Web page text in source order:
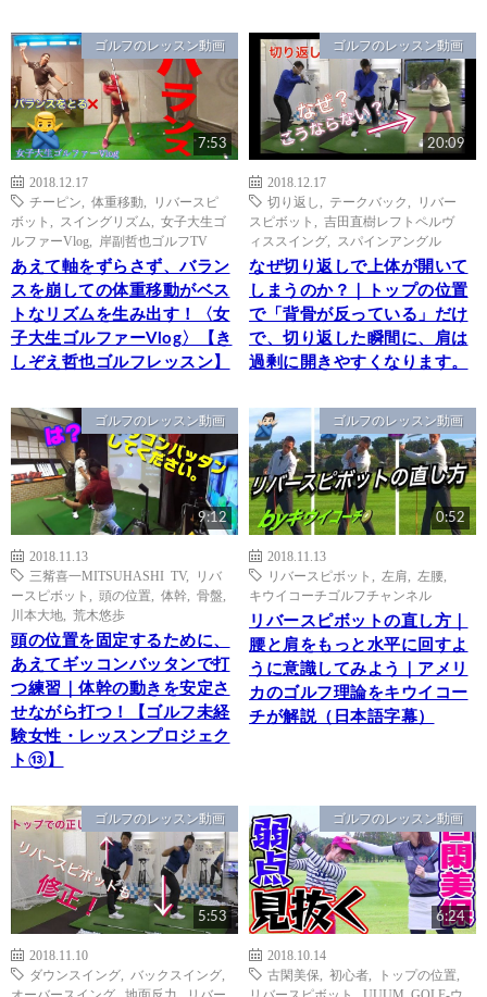
ゴルフのレッスン動画
7:53
2018.12.17
チーピン
体重移動
リバースピ
ボット
スイングリズム
女子大生ゴ
ルファーVlog
岸副哲也ゴルフTV
あえて軸をずらさず、バラン
スを崩しての体重移動がベス
トなリズムを生み出す！〈女
子大生ゴルファーVlog〉【き
しぞえ哲也ゴルフレッスン】
ゴルフのレッスン動画
20:09
2018.12.17
切り返し
テークバック
リバー
スピボット
吉田直樹レフトペルヴ
ィススイング
スパインアングル
なぜ切り返しで上体が開いて
しまうのか？｜トップの位置
で「背骨が反っている」だけ
で、切り返した瞬間に、肩は
過剰に開きやすくなります。
ゴルフのレッスン動画
9:12
2018.11.13
三觜喜一MITSUHASHI TV,
リバ
ースピボット
頭の位置 体幹 骨盤
川本大地
荒木悠歩
頭の位置を固定するために、
あえてギッコンバッタンで打
つ練習｜体幹の動きを安定さ
せながら打つ！【ゴルフ未経
験女性・レッスンプロジェク
ト⑬】
ゴルフのレッスン動画
0:52
2018.11.13
リバースピボット
左肩 左腰
キウイコーチゴルフチャンネル
リバースピボットの直し方｜
腰と肩をもっと水平に回すよ
うに意識してみよう｜アメリ
カのゴルフ理論をキウイコー
チが解説（日本語字幕）
ゴルフのレッスン動画
5:53
2018.11.10
ダウンスイング
バックスイング
オーバースイング
地面反力 リバー
ゴルフのレッスン動画
6:24
2018.10.14
古閑美保
初心者 トップの位置
リバースピボット
UUUM GOLF-ウ